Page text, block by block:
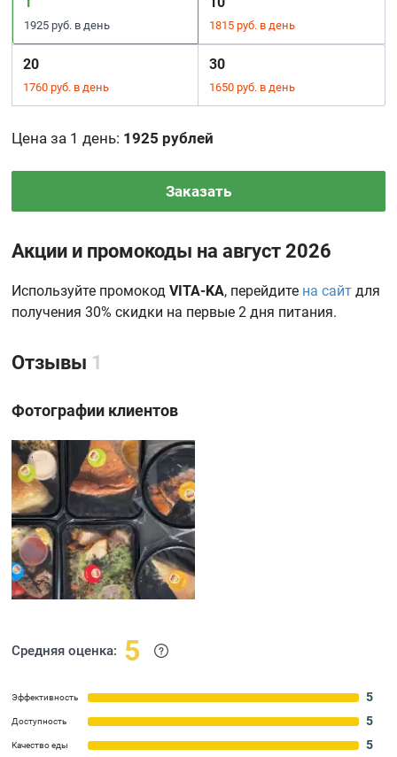
1925 руб. в день 1815 руб. в день
20
1760 руб. в день
30
1650 руб. в день
Цена за 1 день: 1925 рублей
Заказать
Акции и промокоды на август 2026
Используйте промокодVITA-KA, перейдите на сайт для
получения 30% скидки на первые 2 дня питания.
Отзывы 1
Фотографии клиентов
Средняя оценка: 5
Эффективность 5
Доступность 5
Качество еды 5